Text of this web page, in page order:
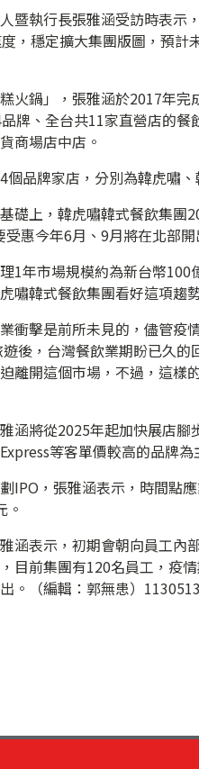
暨執行長張雅涵受訪時表示
，穩定擴大集團版圖，預計
火鍋」，張雅涵於2017年
牌、全台共11家直營店的
商場店中店。
品牌家店，分別為韓虎嘯
礎上，韓虎嘯韓式餐飲集團
惠今年6月、9月將在北部開
1年市場規模約為新台幣
嘯韓式餐飲集團看好這項趨
衝擊是前所未見的，儘管疫
後，台灣餐飲業期盼已久
離開這個市場，不過，這樣
涵將從2025年起加快展店
等客單價較高的品牌為
IPO，張雅涵表示，時間點
。
涵表示，初期會朝向員工內
目前集團有120名員工，疫
。（編輯：郭無患）1130513